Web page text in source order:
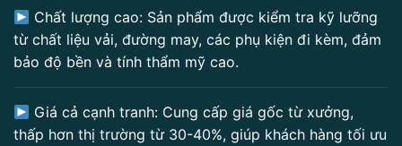
Chất lượng cao: Sản phẩm được kiểm tra kỹ lưỡng
từ chất liệu vải, đường may, các phụ kiện đi kèm, đảm
bảo độ bền và tính thẩm mỹ cao.
Giá cả cạnh tranh: Cung cấp giá gốc từ xưởng,
thấp hơn thị trường từ 30-40%, giúp khách hàng tối ưu